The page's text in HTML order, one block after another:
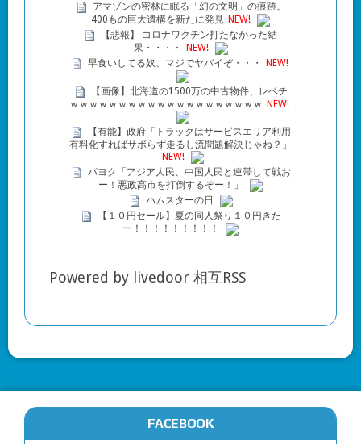
アマゾンの密林に眠る「幻の文明」の痕跡。
400もの巨大遺構を新たに発見 NEW!
【悲報】 コロナワクチン打たなかった結
果・・・・
NEW!
早食いしてる奴、マジでヤバイぞ・・・
NEW!
【画像】北海道の1500万の中古物件、レベチ
ｗｗｗｗｗｗｗｗｗｗｗｗｗｗｗｗｗｗｗｗ NEW!
【有能】政府「トラックはサービスエリア利用
有料化すればサボらず走るし流問題解決じゃね？」
NEW!
パヨク「アジア人民、中国人民と連帯して戦お
ー！悪政高市を打倒するぞー！」
ハムスターの日
【１０円セール】夏の同人祭り１０円きた
ー！！！！！！！！！
Powered by livedoor 相互RSS
FACEBOOK